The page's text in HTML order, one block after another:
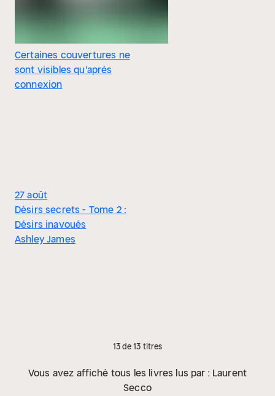
Certaines couvertures ne
sont visibles qu'après
connexion
27 août
Désirs secrets - Tome 2 :
Désirs inavoués
Ashley James
13 de 13 titres
Vous avez affiché tous les livres lus par : Laurent
Secco